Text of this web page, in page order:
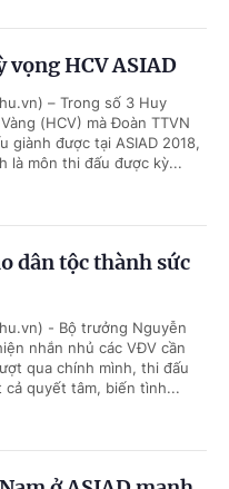
HCV ASIAD
– Trong số 3 Huy
(HCV) mà Đoàn TTVN
giành được tại ASIAD 2018,
là môn thi đấu được kỳ...
dân tộc thành sức
- Bộ trưởng Nguyễn
nhắn nhủ các VĐV cần
qua chính mình, thi đấu
cả quyết tâm, biến tình...